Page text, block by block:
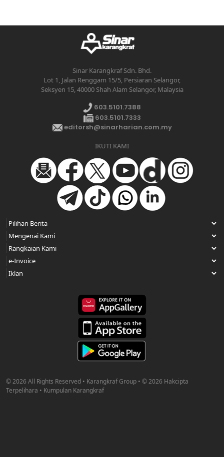
Sinar Karangkraf Sdn. Bhd.
Lot 1, Jalan Renggam 15/5, Persiaran Selangor,
Seksyen 15, 40000 Shah Alam Selangor, Malaysia
603.5101.7388
603.5101.7333
editorsh@sinarharian.com.my
IKUTI KAMI
© 2026 All Rights Reserved • Karangkraf Group • © 2026 Hakcipta
Terpelihara • Kumpulan Karangkraf